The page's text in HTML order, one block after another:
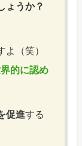
ょうか？
（笑）
的に認め
促進する